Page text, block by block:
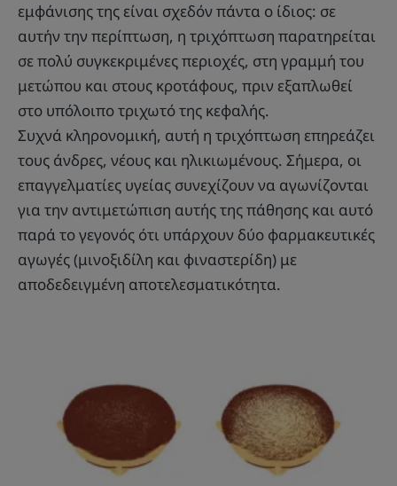
εμφάνισης της είναι σχεδόν πάντα ο ίδιος: σε
αυτήν την περίπτωση, η τριχόπτωση παρατηρείται
σε πολύ συγκεκριμένες περιοχές, στη γραμμή του
μετώπου και στους κροτάφους, πριν εξαπλωθεί
στο υπόλοιπο τριχωτό της κεφαλής.
Συχνά κληρονομική, αυτή η τριχόπτωση επηρεάζει
τους άνδρες, νέους και ηλικιωμένους. Σήμερα, οι
επαγγελματίες υγείας συνεχίζουν να αγωνίζονται
για την αντιμετώπιση αυτής της πάθησης και αυτό
παρά το γεγονός ότι υπάρχουν δύο φαρμακευτικές
αγωγές (μινοξιδίλη και φιναστερίδη) με
αποδεδειγμένη αποτελεσματικότητα.